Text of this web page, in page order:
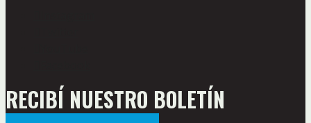
RECIBÍ NUESTRO BOLETÍN